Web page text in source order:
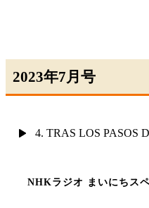
2023年7月号
NHKラジオ まいにちス